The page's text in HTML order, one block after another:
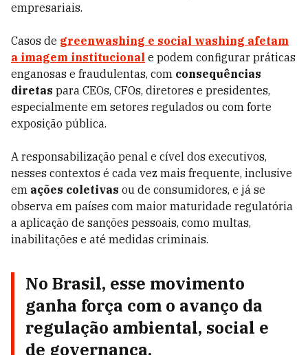
empresariais.
Casos de greenwashing e social washing afetam
a imagem institucional e podem configurar práticas
enganosas e fraudulentas, com consequências
diretas para CEOs, CFOs, diretores e presidentes,
especialmente em setores regulados ou com forte
exposição pública.
A responsabilização penal e cível dos executivos,
nesses contextos é cada vez mais frequente, inclusive
em ações coletivas ou de consumidores, e já se
observa em países com maior maturidade regulatória
a aplicação de sanções pessoais, como multas,
inabilitações e até medidas criminais.
No Brasil, esse movimento
ganha força com o avanço da
regulação ambiental, social e
de governança.